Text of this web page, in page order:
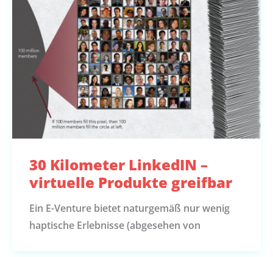
30 Kilometer LinkedIN –
virtuelle Produkte greifbar
Ein E-Venture bietet naturgemäß nur wenig
haptische Erlebnisse (abgesehen von